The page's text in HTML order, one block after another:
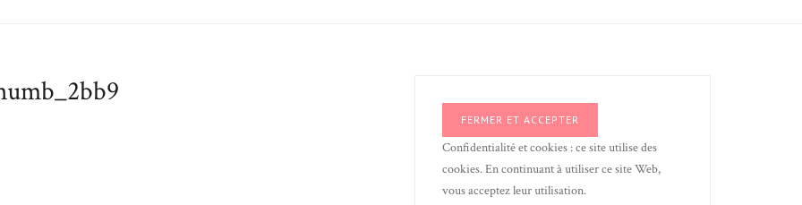
Confidentialité et cookies : ce site utilise des
cookies. En continuant à utiliser ce site Web,
vous acceptez leur utilisation.